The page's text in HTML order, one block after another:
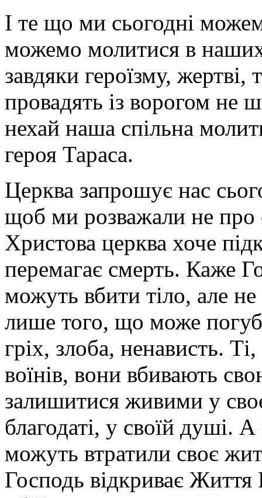
І те що ми сьогодні
можемо молитися в
завдяки героїзму, жертві,
провадять із ворогом не
нехай наша спільна
героя Тараса.
Церква запрошує нас
щоб ми розважали не про
Христова церква хоче
перемагає смерть. Каже
можуть вбити тіло, але
лише того, що може
гріх, злоба, ненависть.
воїнів, вони вбивають
залишитися живими у
благодаті, у своїй душі.
можуть втратили своє
Господь відкриває Життя